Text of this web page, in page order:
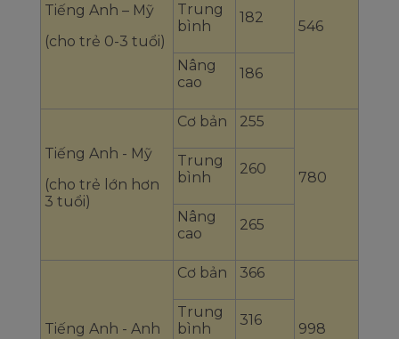
Tiếng Anh – Mỹ
(cho trẻ 0-3 tuổi)
546
Trung
bình
182
Nâng
cao
186
Tiếng Anh - Mỹ
(cho trẻ lớn hơn
3 tuổi)
Cơ bản 255
780
Trung
bình
260
Nâng
cao
265
Tiếng Anh - Anh
Cơ bản 366
998
Trung
bình
316